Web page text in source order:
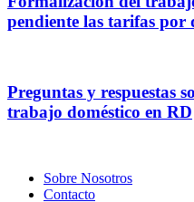
pendiente las tarifas por
Preguntas y respuestas
trabajo doméstico en RD
Sobre Nosotros
Contacto